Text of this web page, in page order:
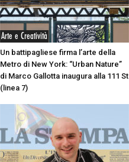
Arte e Creatività
Un battipagliese firma l’arte della
Metro di New York: “Urban Nature”
di Marco Gallotta inaugura alla 111 St
(linea 7)